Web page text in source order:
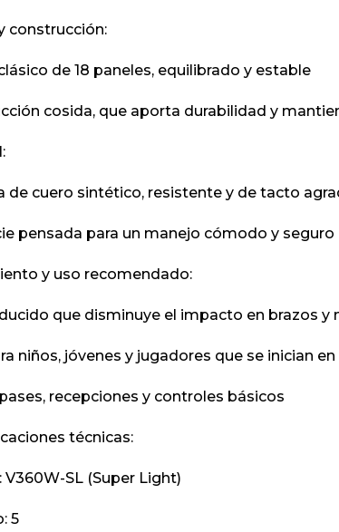
construcción:
de 18 paneles, equilibrado y estable
cosida, que aporta durabilidad y
de cuero sintético, resistente y de tacto
pensada para un manejo cómodo y seguro
y uso recomendado:
que disminuye el impacto en brazos y
niños, jóvenes y jugadores que se inician en
recepciones y controles básicos
técnicas:
V360W-SL (Super Light)
5